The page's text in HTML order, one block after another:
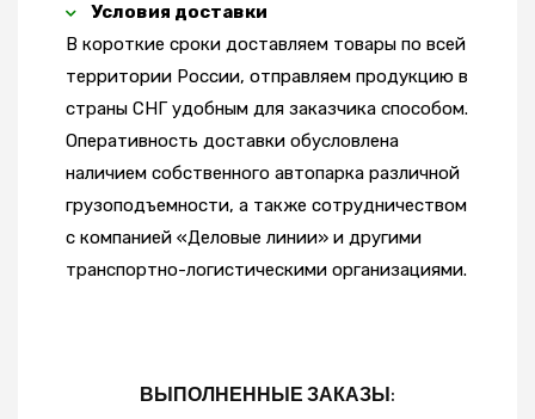
Условия доставки
В короткие сроки доставляем товары по всей
территории России, отправляем продукцию в
страны СНГ удобным для заказчика способом.
Оперативность доставки обусловлена
наличием собственного автопарка различной
грузоподъемности, а также сотрудничеством
с компанией «Деловые линии» и другими
транспортно-логистическими организациями.
ВЫПОЛНЕННЫЕ ЗАКАЗЫ: